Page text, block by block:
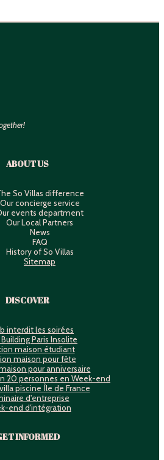
ABOUT US
So Villas difference
Our concierge service
events department
Our Local Partners
News
FAQ
History of So Villas
Sitemap
DISCOVER
interdit les soirées
Paris Insolite
maison étudiant
maison pour fête
pour anniversaire
20 personnes en Week-end
piscine Île de France
d'entreprise
end d'intégration
INFORMED